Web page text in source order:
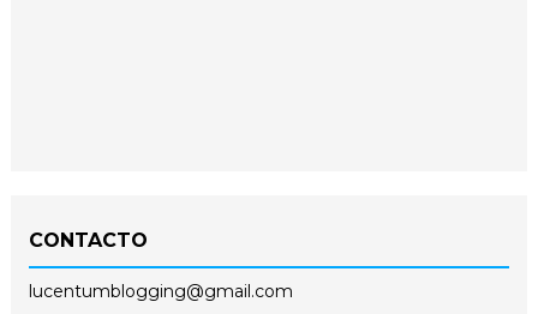
CONTACTO
lucentumblogging@gmail.com